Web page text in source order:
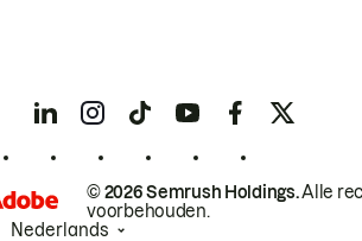
© 2026 Semrush Holdings.Alle
voorbehouden.
Nederlands